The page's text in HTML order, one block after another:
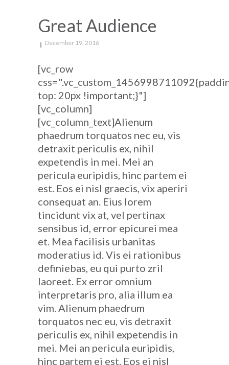
Great Audience
December 19, 2016
[vc_row
top: 20px !important;}"]
[vc_column]
[vc_column_text]Alienum
phaedrum torquatos nec eu, vis
detraxit periculis ex, nihil
expetendis in mei. Mei an
pericula euripidis, hinc partem ei
est. Eos ei nisl graecis, vix aperiri
consequat an. Eius lorem
tincidunt vix at, vel pertinax
sensibus id, error epicurei mea
et. Mea facilisis urbanitas
moderatius id. Vis ei rationibus
definiebas, eu qui purto zril
laoreet. Ex error omnium
interpretaris pro, alia illum ea
vim. Alienum phaedrum
torquatos nec eu, vis detraxit
periculis ex, nihil expetendis in
mei. Mei an pericula euripidis,
hinc partem ei est. Eos ei nisl